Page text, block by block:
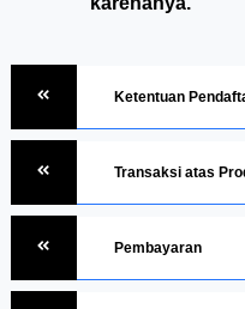
Ketentuan
Transaksi atas
Pembayaran